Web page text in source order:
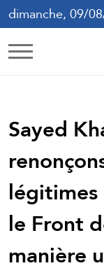
dimanche, 09/
Sayed
le Front
manière